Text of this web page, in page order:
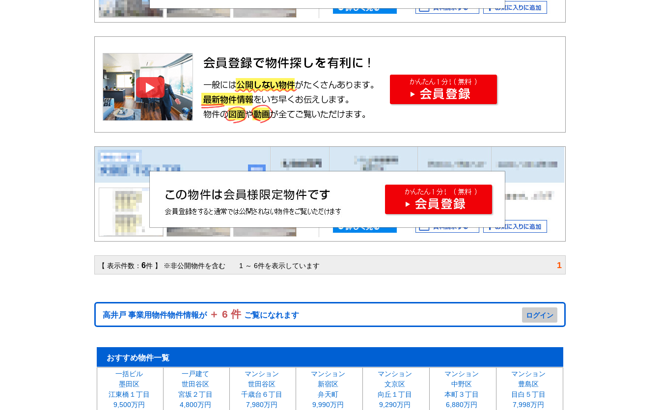
【 表示件数： 6件 】 ※非公開物件を含む 1 ～ 6件を表示しています 1
高井戸 事業用物件物件情報が ＋ 6 件 ご覧になれます ログイン
おすすめ物件一覧
一括ビル
墨田区
江東橋１丁目
9,500万円
一戸建て
世田谷区
宮坂２丁目
4,800万円
マンション
世田谷区
千歳台６丁目
7,980万円
マンション
新宿区
弁天町
9,990万円
マンション
文京区
向丘１丁目
9,290万円
マンション
中野区
本町３丁目
6,880万円
マンション
豊島区
目白５丁目
7,998万円